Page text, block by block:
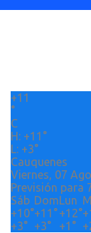
s
+11
°
C
H: +11°
L: +3°
Cauquenes
Viernes, 07
Previsión para
Sáb DomLun
+10°+11°+12°+
+3° +3° +1° +